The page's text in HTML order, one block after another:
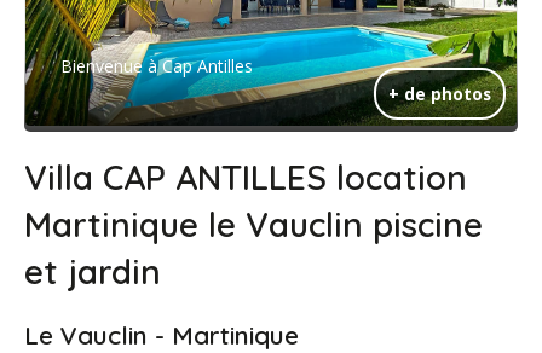
+ de photos
Bienvenue à Cap Antilles
Villa CAP ANTILLES location
Martinique le Vauclin piscine
et jardin
Le Vauclin - Martinique